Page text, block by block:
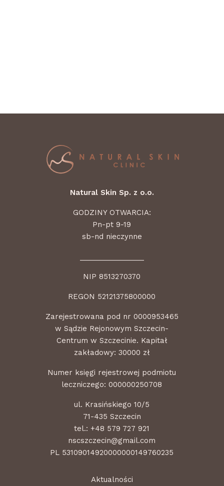
Natural Skin Sp. z o.o.
GODZINY OTWARCIA:
Pn-pt 9-19
sb-nd nieczynne
NIP 8513270370
REGON 52121375800000
Zarejestrowana pod nr 0000953465
w Sądzie Rejonowym Szczecin-
Centrum w Szczecinie. Kapitał
zakładowy: 30000 zł
Numer księgi rejestrowej podmiotu
leczniczego: 000000250708
ul. Krasińskiego 10/5
71-435 Szczecin
tel.:+48 579 727 921
nscszczecin@gmail.com
PL 53109014920000000149760235
Aktualności